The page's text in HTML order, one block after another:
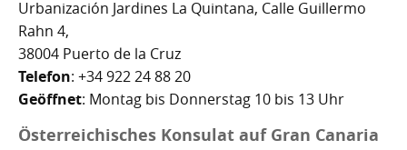
Los Gigantes
Das Observatorium
Pyramiden von Güímar
Giftige Insekten und Spinnen auf den Kanaren
Riesenkalmare in den Gewässern um die Kanarischen
Inseln
Garachico
Granadilla de Abona
Güímar
Guía de Isora
Achamán - Himmelsgott der Guanchen
Guayota - Teide, Feuer und die Logik der Angst
Magec - Sonne, Licht und Kalenderwissen
Chaxiraxi - Muttergöttin der Guanchen
San Borondón
Wie Kastilien die Kanarischen Inseln unterwarf
Die Schlachten um Teneriffa
Der Widerstand
Nachhaltig bauen und sanieren auf den Kanaren
Walbeobachtung statt Show
Star Wars auf Teneriffa?
Ferienwohnungen legal vermieten
Finca oder Ferienhaus?
Die Cochenille-Schildlaus
Urbanización Jardines La Quintana, Calle Guillermo
Rahn 4,
38004 Puerto de la Cruz
Telefon: +34 922 24 88 20
Geöffnet: Montag bis Donnerstag 10 bis 13 Uhr
Österreichisches Konsulat auf Gran Canaria